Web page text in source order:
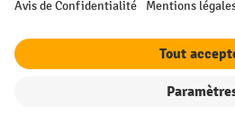
Ou via notreFormulaire de contact.